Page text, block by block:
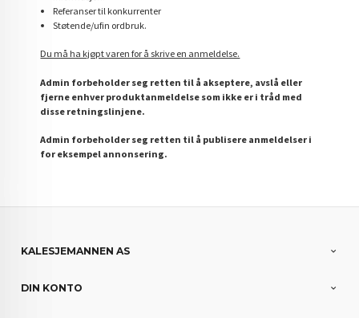
Referanser til konkurrenter
Støtende/ufin ordbruk.
Du må ha kjøpt varen for å skrive en anmeldelse.
Admin forbeholder seg retten til å akseptere, avslå eller
fjerne enhver produktanmeldelse som ikke er i tråd med
disse retningslinjene.
Admin forbeholder seg retten til å publisere anmeldelser i
for eksempel annonsering.
KALESJEMANNEN AS
DIN KONTO